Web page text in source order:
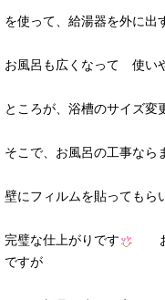
を使って、給湯器を外に出
お風呂も広くなって 使い
ところが、浴槽のサイズ
そこで、お風呂の工事な
壁にフィルムを貼ってもら
完璧な仕上がりです
お
ですが